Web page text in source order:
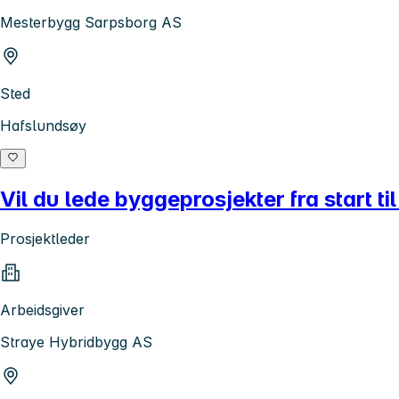
Mesterbygg Sarpsborg AS
Sted
Hafslundsøy
Vil du lede byggeprosjekter fra start
Prosjektleder
Arbeidsgiver
Straye Hybridbygg AS